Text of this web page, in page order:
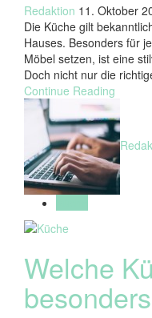
Redaktion 11. Oktober
Die Küche gilt
Hauses. Besonders für
Möbel setzen, ist eine
Doch nicht nur die
Continue Reading
Welche